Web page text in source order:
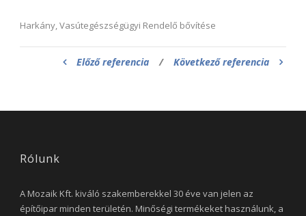
Harkány, Vasútegészségügyi Rendelő bővítése
Előző referencia / Következő referencia
Rólunk
A Mozaik Kft. kiváló szakemberekkel 30 éve van jelen az
építőipar minden területén. Minőségi termékeket használunk, a